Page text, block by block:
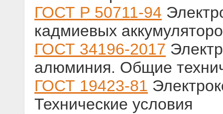
ГОСТ Р 50711-94
кадмиевых
ГОСТ 34196-2017
алюминия. Общие
ГОСТ 19423-81
Технические условия